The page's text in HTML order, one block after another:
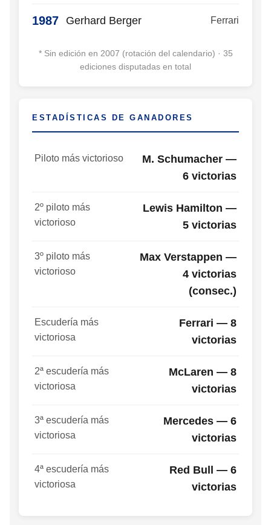
1987 Gerhard Berger Ferrari
* Sin edición en 2007 (rotación del calendario) · 35
ediciones disputadas en total
ESTADÍSTICAS DE GANADORES
Piloto más victorioso
M. Schumacher —
6 victorias
2º piloto más
victorioso
Lewis Hamilton —
5 victorias
3º piloto más
victorioso
Max Verstappen —
4 victorias
(consec.)
Escudería más
victoriosa
Ferrari — 8
victorias
2ª escudería más
victoriosa
McLaren — 8
victorias
3ª escudería más
victoriosa
Mercedes — 6
victorias
4ª escudería más
victoriosa
Red Bull — 6
victorias